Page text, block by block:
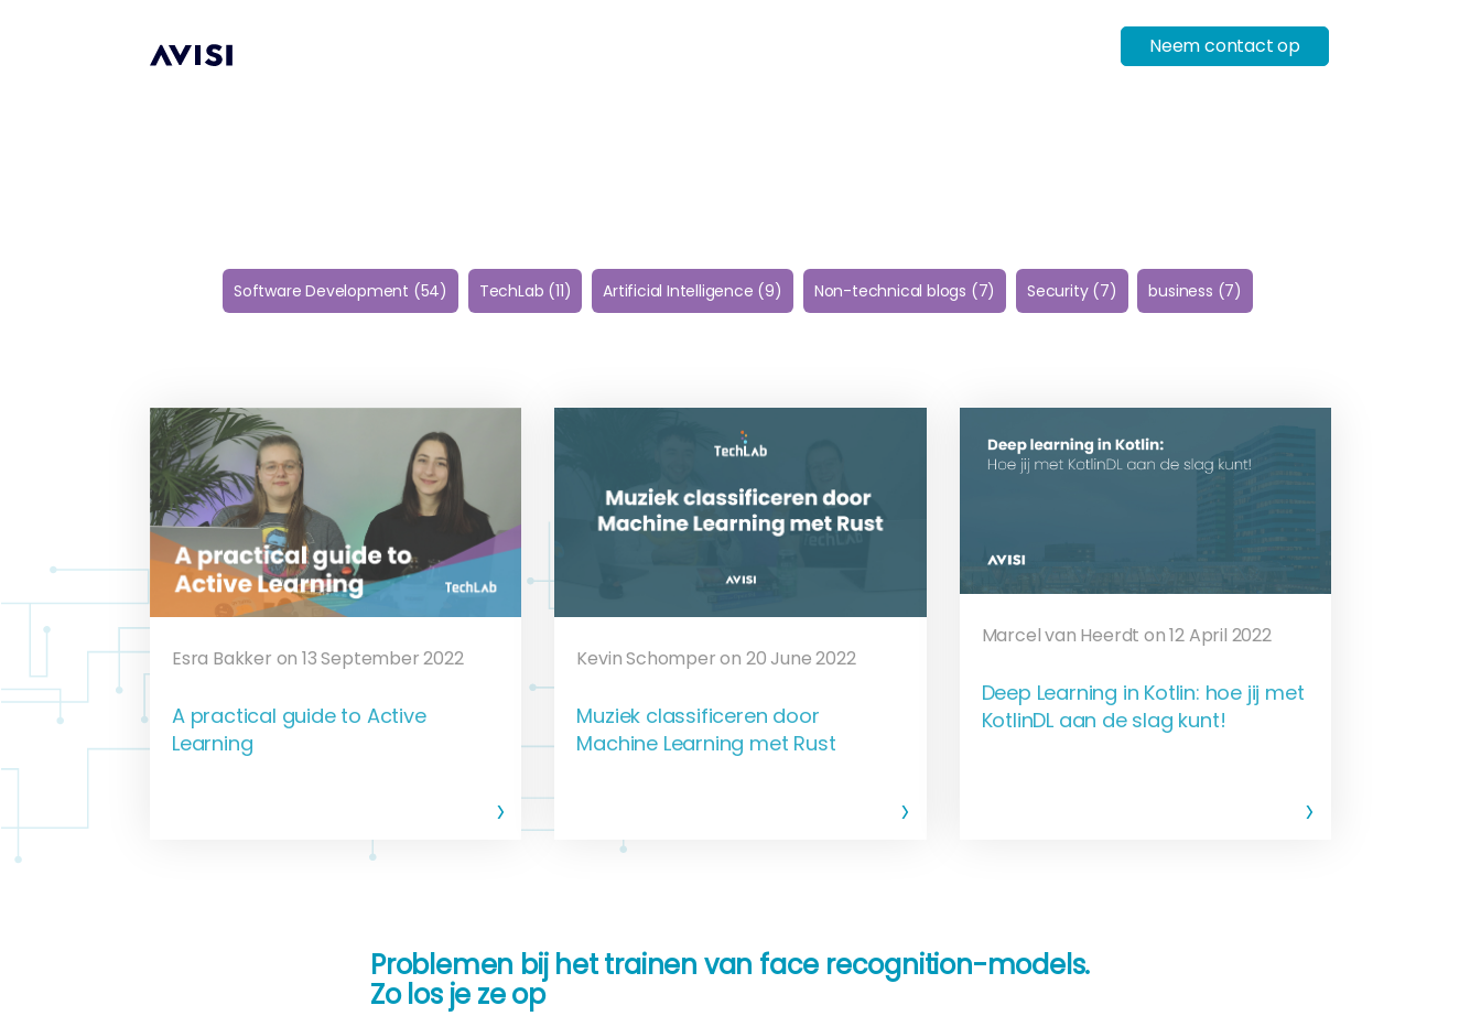
Neem contact op
Software Development (54) TechLab (11) Artificial Intelligence (9) Non-technical blogs (7) Security (7) business (7)
Esra Bakker on 13 September 2022
A practical guide to Active
Learning
Kevin Schomper on 20 June 2022
Muziek classificeren door
Machine Learning met Rust
Marcel van Heerdt on 12 April 2022
Deep Learning in Kotlin: hoe jij met
KotlinDL aan de slag kunt!
Problemen bij het trainen van face recognition-models.
Zo los je ze op